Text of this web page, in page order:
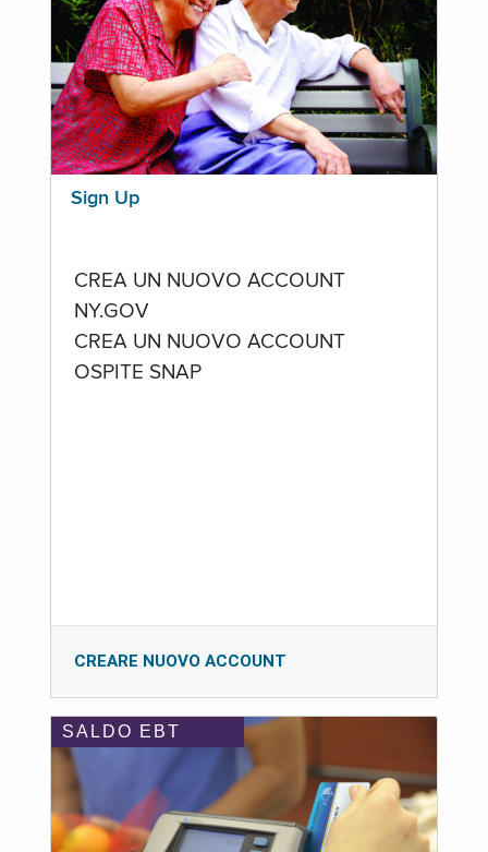
Sign Up
CREA UN NUOVO ACCOUNT
NY.GOV
CREA UN NUOVO ACCOUNT
OSPITE SNAP
CREARE NUOVO ACCOUNT
SALDO EBT